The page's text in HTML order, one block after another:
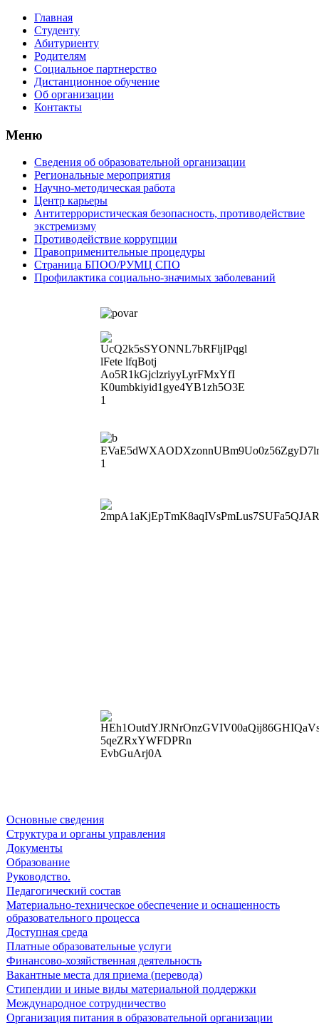
Главная
Студенту
Абитуриенту
Родителям
Социальное партнерство
Дистанционное обучение
Об организации
Контакты
Меню
Сведения об образовательной организации
Региональные мероприятия
Научно-методическая работа
Центр карьеры
Антитеррористическая безопасность, противодействие
экстремизму
Противодействие коррупции
Правоприменительные процедуры
Страница БПОО/РУМЦ CПO
Профилактика социально-значимых заболеваний
Основные сведения
Структура и органы управления
Документы
Образование
Руководство.
Педагогический состав
Материально-техническое обеспечение и оснащенность
образовательного процесса
Доступная среда
Платные образовательные услуги
Финансово-хозяйственная деятельность
Вакантные места для приема (перевода)
Стипендии и иные виды материальной поддержки
Международное сотрудничество
Организация питания в образовательной организации